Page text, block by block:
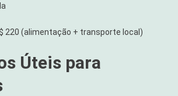
220 (alimentação + transporte local)
Úteis para